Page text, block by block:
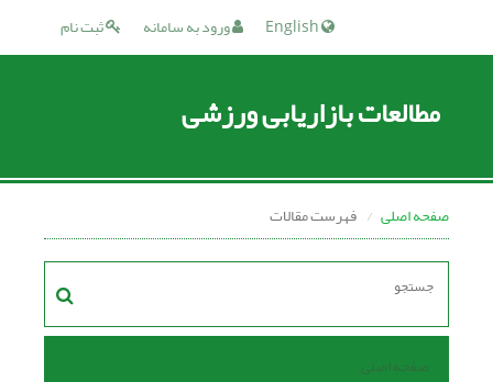
ثبت نام ورود به سامانه
مطالعات بازاریابی ورزشی
صفحه اصلی فهرست مقالات
صفحه اصلی